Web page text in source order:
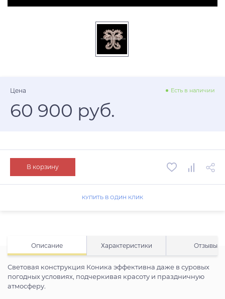
Описание Характеристики Отзывы
Световая конструкция Коника эффективна даже в суровых
погодных условиях, подчеркивая красоту и праздничную
атмосферу.
Цена Есть в наличии
60 900 руб.
В корзину
КУПИТЬ В ОДИН КЛИК